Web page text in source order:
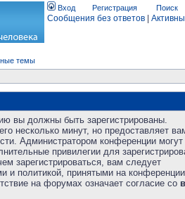
Вход Регистрация Поиск
Сообщения без ответов
темы
вы должны быть зарегистрированы.
несколько минут, но предоставляет
Администратором конференции
привилегии для
зарегистрироваться, вам следует
и политикой, принятыми на
на форумах означает согласие со